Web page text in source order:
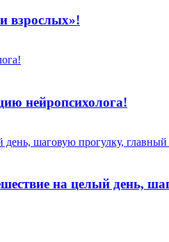
взрослых»!
нейропсихолога!
на целый день,